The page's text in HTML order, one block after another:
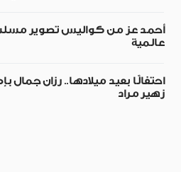
أحمد عز من كواليس تصوير
عالمية
احتفالًا بعيد ميلادها.. رزان جمال
زهير مراد